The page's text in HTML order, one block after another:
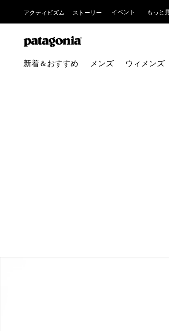
アクティビズム ストーリー イベント もっと
新着＆おすすめ メンズ ウィメンズ